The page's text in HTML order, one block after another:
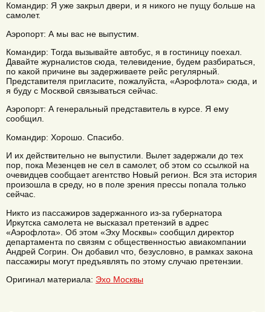
Командир: Я уже закрыл двери, и я никого не пущу больше на
самолет.
Аэропорт: А мы вас не выпустим.
Командир: Тогда вызывайте автобус, я в гостиницу поехал.
Давайте журналистов сюда, телевидение, будем разбираться,
по какой причине вы задерживаете рейс регулярный.
Представителя пригласите, пожалуйста, «Аэрофлота» сюда, и
я буду с Москвой связываться сейчас.
Аэропорт: А генеральный представитель в курсе. Я ему
сообщил.
Командир: Хорошо. Спасибо.
И их действительно не выпустили. Вылет задержали до тех
пор, пока Мезенцев не сел в самолет, об этом со ссылкой на
очевидцев сообщает агентство Новый регион. Вся эта история
произошла в среду, но в поле зрения прессы попала только
сейчас.
Никто из пассажиров задержанного из-за губернатора
Иркутска самолета не высказал претензий в адрес
«Аэрофлота». Об этом «Эху Москвы» сообщил директор
департамента по связям с общественностью авиакомпании
Андрей Согрин. Он добавил что, безусловно, в рамках закона
пассажиры могут предъявлять по этому случаю претензии.
Оригинал материала: Эхо Москвы